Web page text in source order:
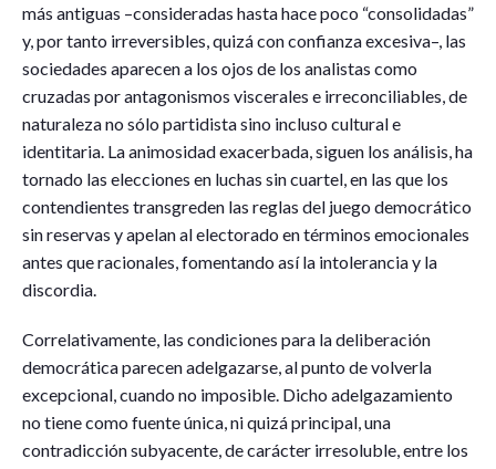
más antiguas –consideradas hasta hace poco “consolidadas”
y, por tanto irreversibles, quizá con confianza excesiva–, las
sociedades aparecen a los ojos de los analistas como
cruzadas por antagonismos viscerales e irreconciliables, de
naturaleza no sólo partidista sino incluso cultural e
identitaria. La animosidad exacerbada, siguen los análisis, ha
tornado las elecciones en luchas sin cuartel, en las que los
contendientes transgreden las reglas del juego democrático
sin reservas y apelan al electorado en términos emocionales
antes que racionales, fomentando así la intolerancia y la
discordia.
Correlativamente, las condiciones para la deliberación
democrática parecen adelgazarse, al punto de volverla
excepcional, cuando no imposible. Dicho adelgazamiento
no tiene como fuente única, ni quizá principal, una
contradicción subyacente, de carácter irresoluble, entre los